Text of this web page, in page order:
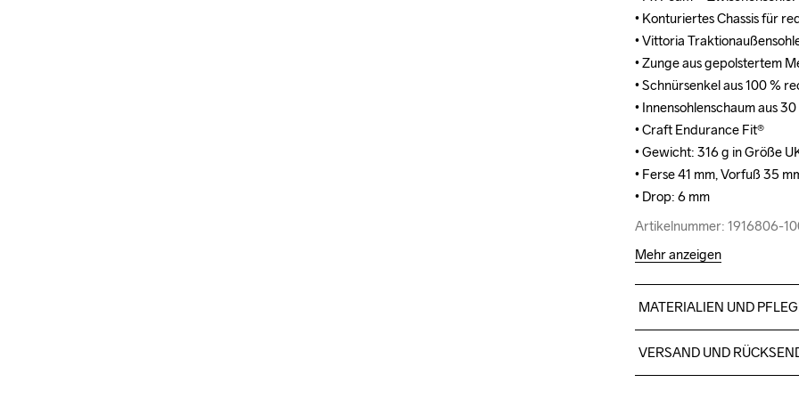
• Konturiertes Chassis für
• Vittoria
• Zunge aus gepolstertem
• Schnürsenkel aus 100 %
• Innensohlenschaum aus
• Craft Endurance Fit®
• Gewicht: 316 g in Größe
• Ferse 41 mm, Vorfuß 35
• Drop: 6 mm
Artikelnummer: 1916806-
• Konturiertes Chassis für
• Vittoria
• Zunge aus gepolstertem
• Schnürsenkel aus 100 %
• Innensohlenschaum aus
• Craft Endurance Fit®
• Gewicht: 316 g in Größe
• Ferse 41 mm, Vorfuß 35
• Drop: 6 mm
Artikelnummer: 1916806-
Mehr anzeigen
MATERIALIEN UND
Upper 52% Polyester
Polyurethan, Lining 100%
VERSAND UND